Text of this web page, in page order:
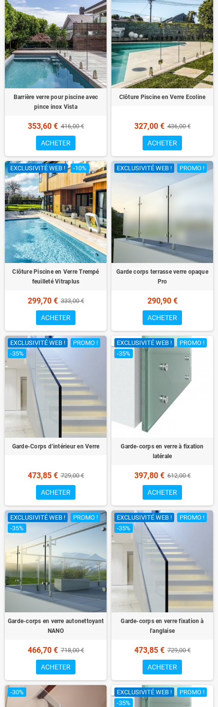
Barrière verre pour piscine avec
pince inox Vista
353,60 € 416,00 €
ACHETER
Clôture Piscine en Verre Ecoline
327,00 € 436,00 €
ACHETER
EXCLUSIVITÉ WEB ! -10%
Clôture Piscine en Verre Trempé
feuilleté Vitraplus
299,70 € 333,00 €
ACHETER
EXCLUSIVITÉ WEB ! PROMO !
Garde corps terrasse verre opaque
Pro
290,90 €
ACHETER
EXCLUSIVITÉ WEB !
PROMO !
-35%
Garde-Corps d’intérieur en Verre
473,85 € 729,00 €
ACHETER
EXCLUSIVITÉ WEB !
PROMO !
-35%
Garde-corps en verre à fixation
latérale
397,80 € 612,00 €
ACHETER
EXCLUSIVITÉ WEB !
PROMO !
-35%
Garde-corps en verre autonettoyant
NANO
466,70 € 718,00 €
ACHETER
EXCLUSIVITÉ WEB !
PROMO !
-35%
Garde-corps en verre fixation à
l'anglaise
473,85 € 729,00 €
ACHETER
-30% EXCLUSIVITÉ WEB !
PROMO !
-35%